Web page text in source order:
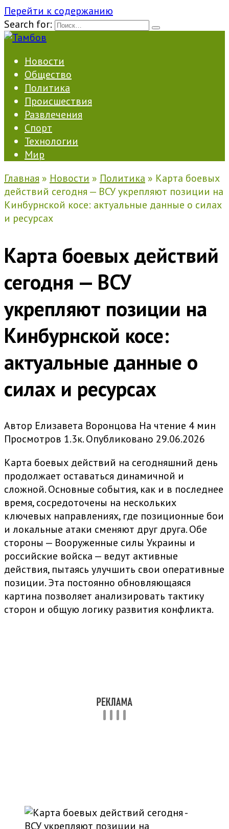
Перейти к содержанию
Search for:
Новости
Общество
Политика
Происшествия
Развлечения
Спорт
Технологии
Мир
Главная » Новости » Политика » Карта боевых
действий сегодня — ВСУ укрепляют позиции на
Кинбурнской косе: актуальные данные о силах
и ресурсах
Карта боевых действий
сегодня — ВСУ
укрепляют позиции на
Кинбурнской косе:
актуальные данные о
силах и ресурсах
Автор Елизавета Воронцова На чтение 4 мин
Просмотров 1.3к. Опубликовано 29.06.2026
Карта боевых действий на сегодняшний день
продолжает оставаться динамичной и
сложной. Основные события, как и в последнее
время, сосредоточены на нескольких
ключевых направлениях, где позиционные бои
и локальные атаки сменяют друг друга. Обе
стороны — Вооруженные силы Украины и
российские войска — ведут активные
действия, пытаясь улучшить свои оперативные
позиции. Эта постоянно обновляющаяся
картина позволяет анализировать тактику
сторон и общую логику развития конфликта.